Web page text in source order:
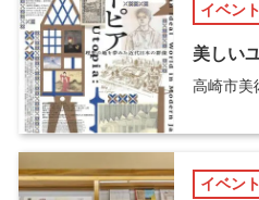
イベント
美しい
高崎市美
イベント